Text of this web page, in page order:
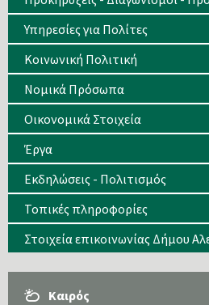
Υπηρεσίες για Πολίτες
Κοινωνική Πολιτική
Νομικά Πρόσωπα
Οικονομικά Στοιχεία
Έργα
Εκδηλώσεις - Πολιτισμός
Τοπικές πληροφορίες
Στοιχεία επικοινωνίας Δήμου
Καιρός